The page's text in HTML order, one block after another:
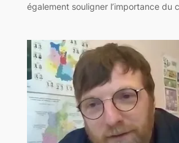
également souligner l’importance du